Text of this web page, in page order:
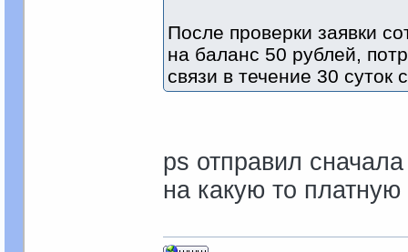
После проверки заявки
на баланс 50 рублей,
связи в течение 30 суток
ps отправил
на какую то